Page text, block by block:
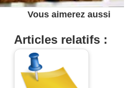
Vous aimerez aussi
Articles relatifs :